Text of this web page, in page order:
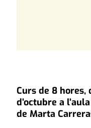
Curs de 8 hores,
d’octubre a
de Marta